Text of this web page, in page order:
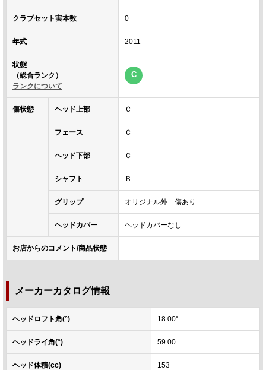
クラブセット実本数 0
年式 2011
状態
（総合ランク）
ランクについて
C
傷状態 ヘッド上部 Ｃ
フェース Ｃ
ヘッド下部 Ｃ
シャフト Ｂ
グリップ オリジナル外 傷あり
ヘッドカバー ヘッドカバーなし
お店からのコメント/商品状態
メーカーカタログ情報
ヘッドロフト角(°) 18.00°
ヘッドライ角(°) 59.00
ヘッド体積(cc) 153